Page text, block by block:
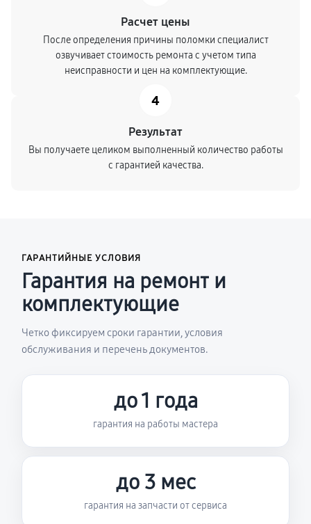
Расчет цены
После определения причины поломки специалист
озвучивает стоимость ремонта с учетом типа
неисправности и цен на комплектующие.
4
Результат
Вы получаете целиком выполненный количество работы
с гарантией качества.
ГАРАНТИЙНЫЕ УСЛОВИЯ
Гарантия на ремонт и
комплектующие
Четко фиксируем сроки гарантии, условия
обслуживания и перечень документов.
до 1 года
гарантия на работы мастера
до 3 мес
гарантия на запчасти от сервиса